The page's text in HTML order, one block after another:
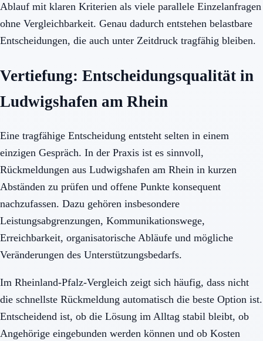
Ablauf mit klaren Kriterien als viele parallele Einzelanfragen
ohne Vergleichbarkeit. Genau dadurch entstehen belastbare
Entscheidungen, die auch unter Zeitdruck tragfähig bleiben.
Vertiefung: Entscheidungsqualität in
Ludwigshafen am Rhein
Eine tragfähige Entscheidung entsteht selten in einem
einzigen Gespräch. In der Praxis ist es sinnvoll,
Rückmeldungen aus Ludwigshafen am Rhein in kurzen
Abständen zu prüfen und offene Punkte konsequent
nachzufassen. Dazu gehören insbesondere
Leistungsabgrenzungen, Kommunikationswege,
Erreichbarkeit, organisatorische Abläufe und mögliche
Veränderungen des Unterstützungsbedarfs.
Im Rheinland-Pfalz-Vergleich zeigt sich häufig, dass nicht
die schnellste Rückmeldung automatisch die beste Option ist.
Entscheidend ist, ob die Lösung im Alltag stabil bleibt, ob
Angehörige eingebunden werden können und ob Kosten